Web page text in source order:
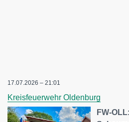
17.07.2026 – 21:01
Kreisfeuerwehr Oldenburg
FW-